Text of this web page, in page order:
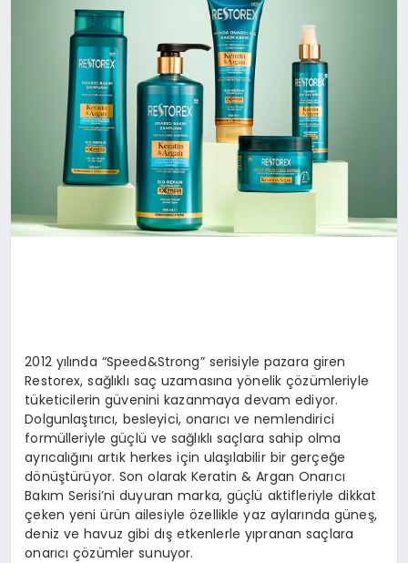
TEKNOLOJI
YAŞAM
MALATYA HABERLERI
2012 yılında “Speed&Strong” serisiyle pazara giren
Restorex, sağlıklı saç uzamasına yönelik çözümleriyle
tüketicilerin güvenini kazanmaya devam ediyor.
Dolgunlaştırıcı, besleyici, onarıcı ve nemlendirici
formülleriyle güçlü ve sağlıklı saçlara sahip olma
ayrıcalığını artık herkes için ulaşılabilir bir gerçeğe
dönüştürüyor. Son olarak Keratin & Argan Onarıcı
Bakım Serisi’ni duyuran marka, güçlü aktifleriyle dikkat
çeken yeni ürün ailesiyle özellikle yaz aylarında güneş,
deniz ve havuz gibi dış etkenlerle yıpranan saçlara
onarıcı çözümler sunuyor.